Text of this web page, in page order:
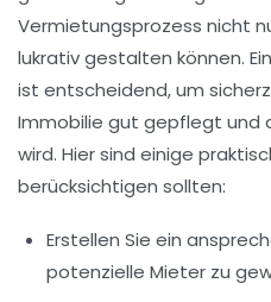
Vermietungsprozess nicht
lukrativ gestalten können.
ist entscheidend, um
Immobilie gut gepflegt und
wird. Hier sind einige
berücksichtigen sollten:
Erstellen Sie ein
potenzielle Mieter zu